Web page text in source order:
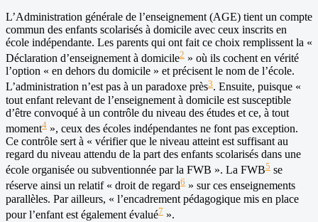
L’Administration générale de l’enseignement (AGE) tient un compte
commun des enfants scolarisés à domicile avec ceux inscrits en
école indépendante. Les parents qui ont fait ce choix remplissent la «
Déclaration d’enseignement à domicile2 » où ils cochent en vérité
l’option « en dehors du domicile » et précisent le nom de l’école.
L’administration n’est pas à un paradoxe près3. Ensuite, puisque «
tout enfant relevant de l’enseignement à domicile est susceptible
d’être convoqué à un contrôle du niveau des études et ce, à tout
moment4 », ceux des écoles indépendantes ne font pas exception.
Ce contrôle sert à « vérifier que le niveau atteint est suffisant au
regard du niveau attendu de la part des enfants scolarisés dans une
école organisée ou subventionnée par la FWB ». La FWB5 se
réserve ainsi un relatif « droit de regard6 » sur ces enseignements
parallèles. Par ailleurs, « l’encadrement pédagogique mis en place
pour l’enfant est également évalué7 ».